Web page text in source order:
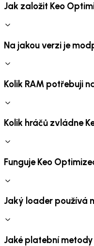
Jak založit Keo
Na jakou verzi je
Kolik RAM potřebuji
Kolik hráčů zvládne
Funguje Keo
Jaký loader používá
Jaké platební